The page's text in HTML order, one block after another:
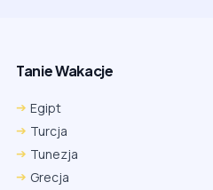
Tanie Wakacje
Egipt
Turcja
Tunezja
Grecja